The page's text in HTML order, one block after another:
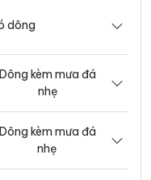
dông
Dông kèm mưa đá
nhẹ
Dông kèm mưa đá
nhẹ